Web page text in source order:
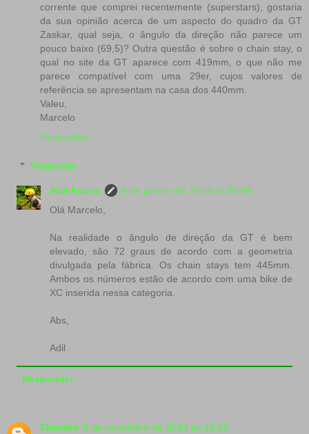
corrente que comprei recentemente (superstars), gostaria
da sua opinião acerca de um aspecto do quadro da GT
Zaskar, qual seja, o ângulo da direção não parece um
pouco baixo (69,5)? Outra questão é sobre o chain stay, o
qual no site da GT aparece com 419mm, o que não me
parece compatível com uma 29er, cujos valores de
referência se apresentam na casa dos 440mm.
Valeu,
Marcelo
Responder
Respostas
Adil Filoso
6 de janeiro de 2014 às 02:56
Olá Marcelo,
Na realidade o ângulo de direção da GT é bem
elevado, são 72 graus de acordo com a geometria
divulgada pela fábrica. Os chain stays tem 445mm.
Ambos os números estão de acordo com uma bike de
XC inserida nessa categoria.
Abs,
Adil
Responder
Eliandro 6 de novembro de 2013 às 18:25